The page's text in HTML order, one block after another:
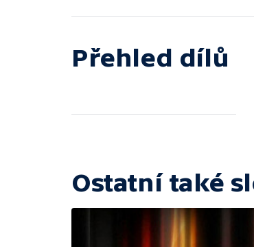
Přehled dílů
Ostatní také